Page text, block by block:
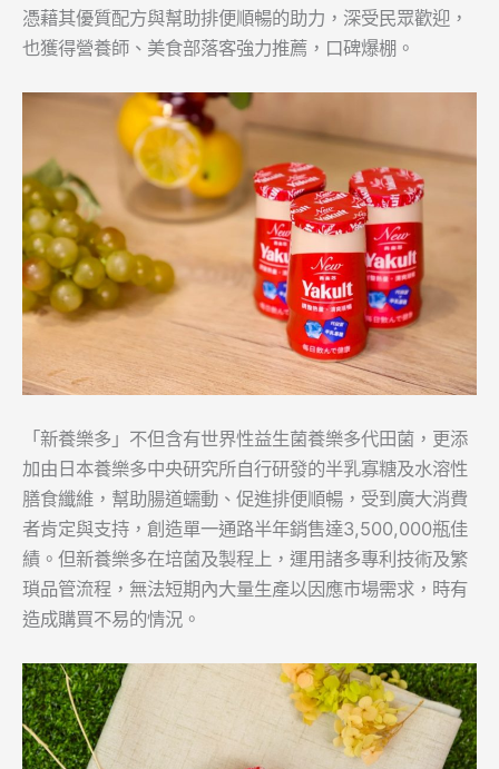
憑藉其優質配方與幫助排便順暢的助力，深受民眾歡迎，
也獲得營養師、美食部落客強力推薦，口碑爆棚。
「新養樂多」不但含有世界性益生菌養樂多代田菌，更添
加由日本養樂多中央研究所自行研發的半乳寡糖及水溶性
膳食纖維，幫助腸道蠕動、促進排便順暢，受到廣大消費
者肯定與支持，創造單一通路半年銷售達3,500,000瓶佳
績。但新養樂多在培菌及製程上，運用諸多專利技術及繁
瑣品管流程，無法短期內大量生產以因應市場需求，時有
造成購買不易的情況。